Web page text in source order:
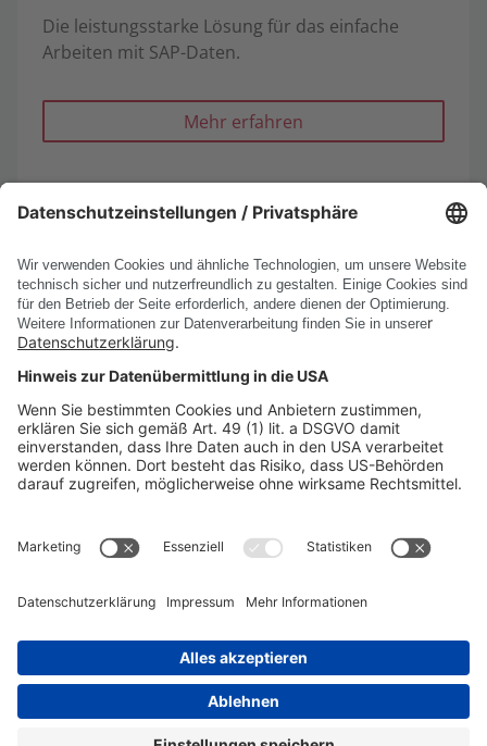
Die leistungsstarke Lösung für das einfache
Arbeiten mit SAP-Daten.
Mehr erfahren
Kontextbasiert. Skalierbar.
RECHTLICHE INFORMATIONEN